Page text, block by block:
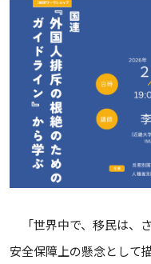
「世界中で、移民は、
安全保障上の懸念として